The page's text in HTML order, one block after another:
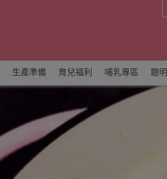
生產準備 育兒福利 哺乳專區 聰